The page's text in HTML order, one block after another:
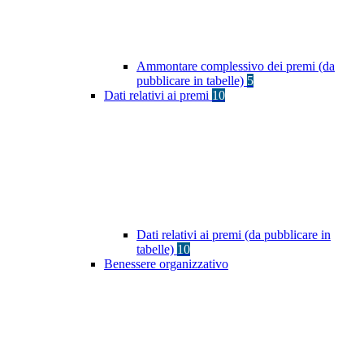
Ammontare complessivo dei premi (da
pubblicare in tabelle) 5
Dati relativi ai premi 10
Dati relativi ai premi (da pubblicare in
tabelle) 10
Benessere organizzativo